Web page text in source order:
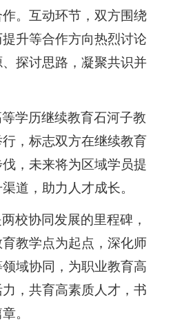
。互动环节，双方围绕
升等合作方向热烈讨论
探讨思路，凝聚共识并
学历继续教育石河子教
，标志双方在继续教育
，未来将为区域学员提
道，助力人才成长。
校协同发展的里程碑，
教学点为起点，深化师
域协同，为职业教育高
，共育高素质人才，书
。